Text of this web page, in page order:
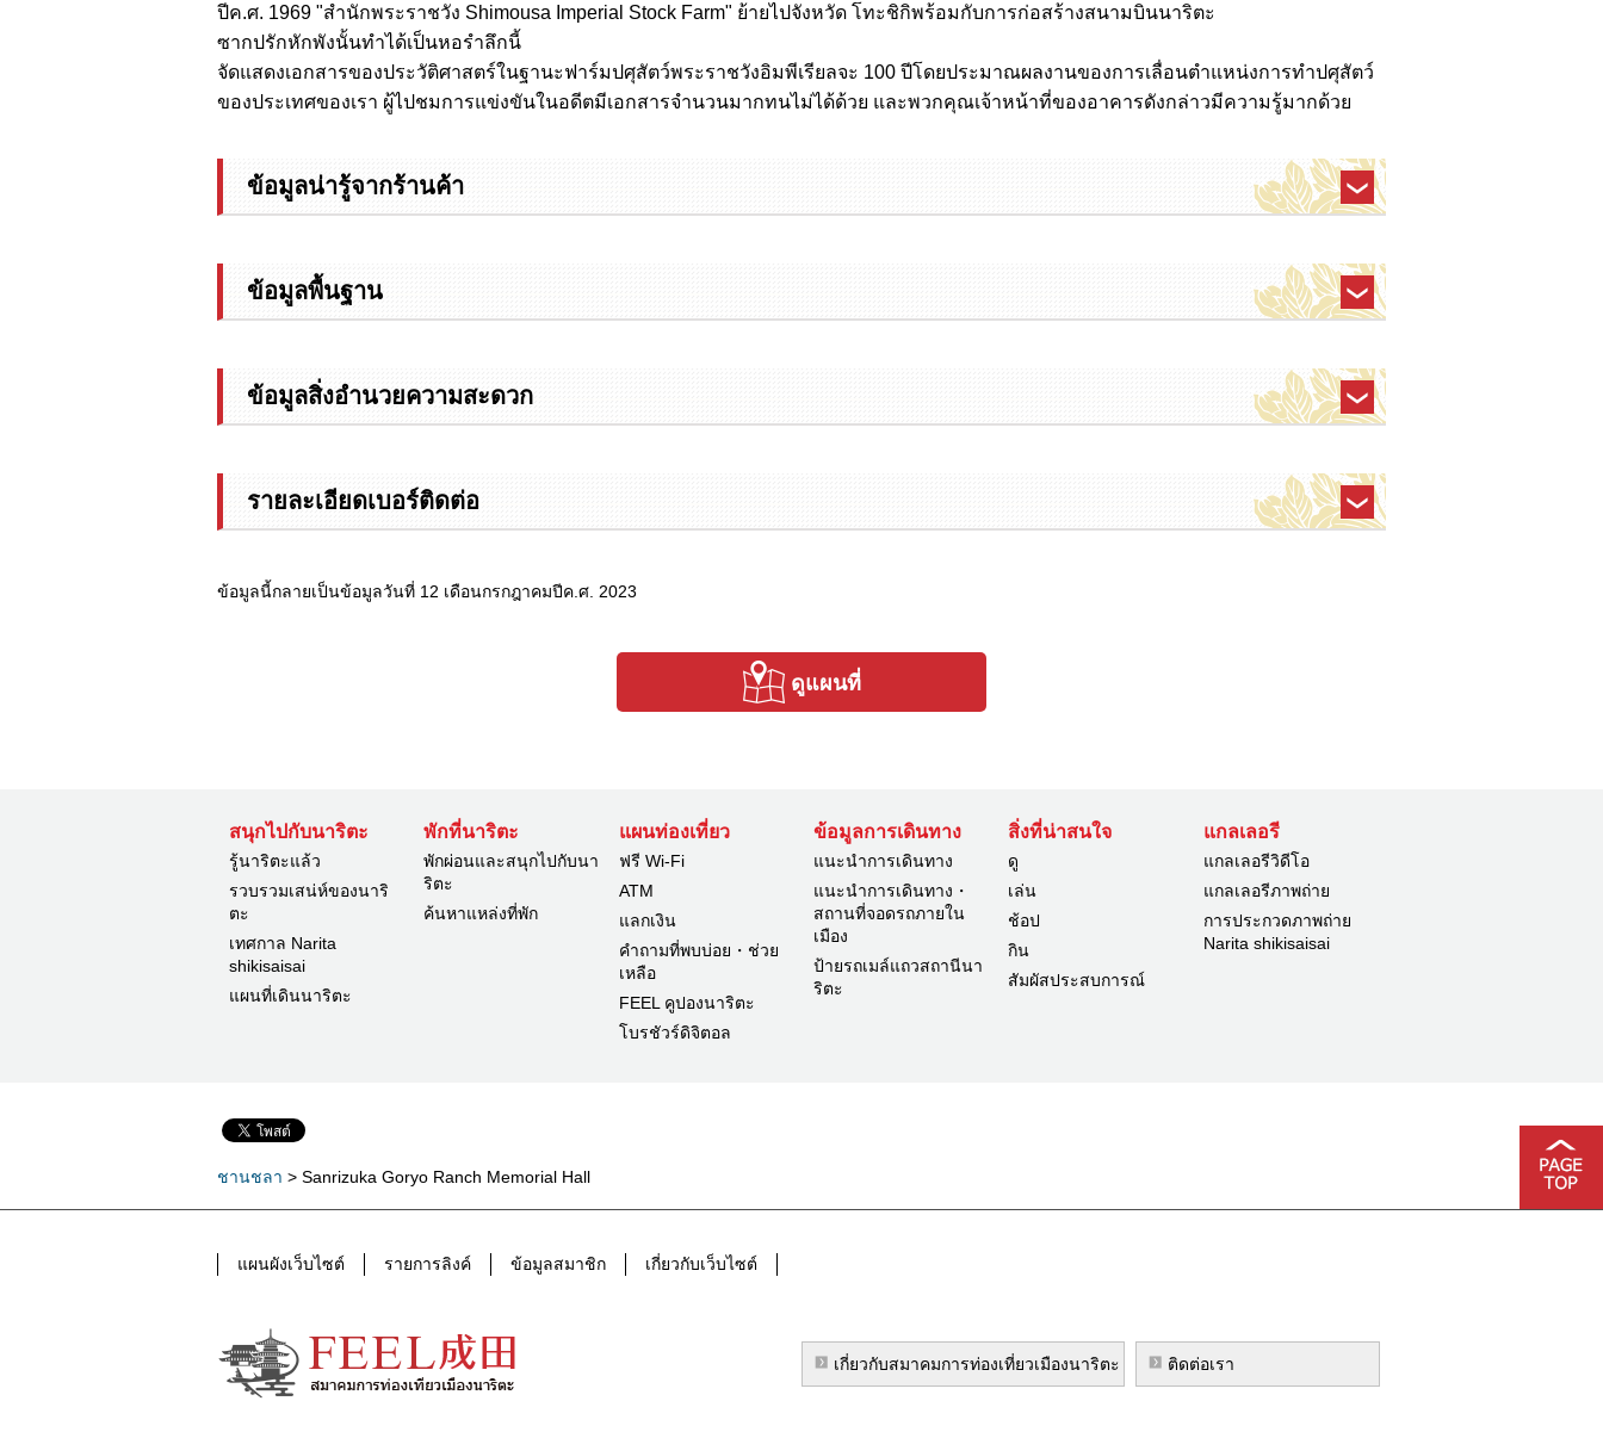
ปีค.ศ. 1969 "สำนักพระราชวัง Shimousa Imperial Stock Farm" ย้ายไปจังหวัด โทะชิกิพร้อมกับการก่อสร้างสนามบินนาริตะ
ซากปรักหักพังนั้นทำได้เป็นหอรำลึกนี้
จัดแสดงเอกสารของประวัติศาสตร์ในฐานะฟาร์มปศุสัตว์พระราชวังอิมพีเรียลจะ 100 ปีโดยประมาณผลงานของการเลื่อนตำแหน่งการทำปศุสัตว์
ของประเทศของเรา ผู้ไปชมการแข่งขันในอดีตมีเอกสารจำนวนมากทนไม่ได้ด้วย และพวกคุณเจ้าหน้าที่ของอาคารดังกล่าวมีความรู้มากด้วย
ข้อมูลน่ารู้จากร้านค้า
ข้อมูลพื้นฐาน
ข้อมูลสิ่งอำนวยความสะดวก
รายละเอียดเบอร์ติดต่อ
ข้อมูลนี้กลายเป็นข้อมูลวันที่ 12 เดือนกรกฎาคมปีค.ศ. 2023
ดูแผนที่
สนุกไปกับนาริตะ
รู้นาริตะแล้ว
รวบรวมเสน่ห์ของนาริ
ตะ
เทศกาล Narita
shikisaisai
แผนที่เดินนาริตะ
พักที่นาริตะ
พักผ่อนและสนุกไปกับนา
ริตะ
ค้นหาแหล่งที่พัก
แผนท่องเที่ยว
ฟรี Wi-Fi
ATM
แลกเงิน
คำถามที่พบบ่อย・ช่วย
เหลือ
FEEL คูปองนาริตะ
โบรชัวร์ดิจิตอล
ข้อมูลการเดินทาง
แนะนำการเดินทาง
แนะนำการเดินทาง・
สถานที่จอดรถภายใน
เมือง
ป้ายรถเมล์แถวสถานีนา
ริตะ
สิ่งที่น่าสนใจ
ดู
เล่น
ช้อป
กิน
สัมผัสประสบการณ์
แกลเลอรี
แกลเลอรีวิดีโอ
แกลเลอรีภาพถ่าย
การประกวดภาพถ่าย
Narita shikisaisai
ชานชลา > Sanrizuka Goryo Ranch Memorial Hall
แผนผังเว็บไซต์ รายการลิงค์ ข้อมูลสมาชิก เกี่ยวกับเว็บไซต์
อำเภอ นะริทะ FEEL นาริตะข้อมูลการท่อง
เที่ยวทางการ
เกี่ยวกับสมาคมการท่องเที่ยวเมืองนาริตะ ติดต่อเรา